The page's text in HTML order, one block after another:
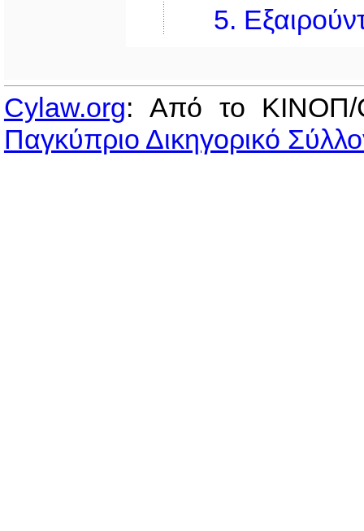
5.
Cylaw.org: Από το
Παγκύπριο Δικηγορικό